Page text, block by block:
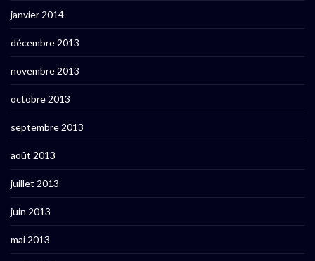
janvier 2014
décembre 2013
novembre 2013
octobre 2013
septembre 2013
août 2013
juillet 2013
juin 2013
mai 2013